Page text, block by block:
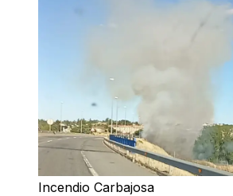
Incendio Carbajosa